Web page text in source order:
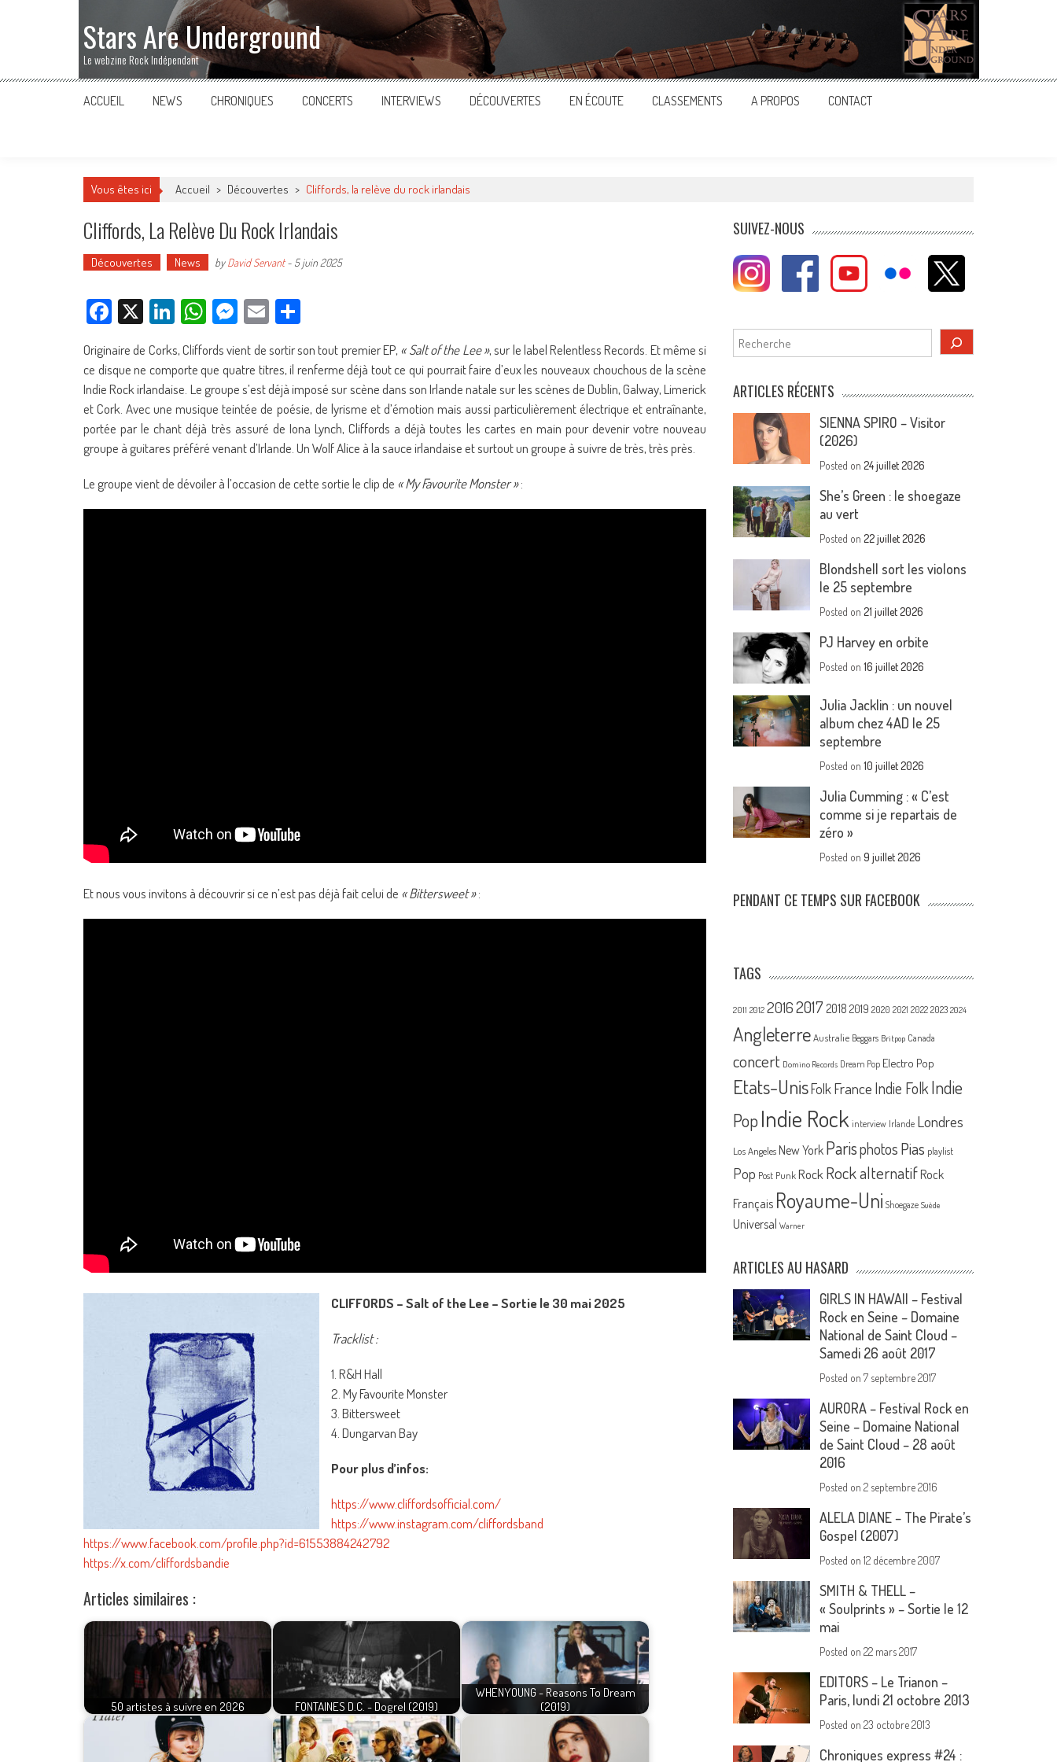
Stars Are Underground
Le webzine Rock Indépendant
ACCUEIL NEWS CHRONIQUES CONCERTS INTERVIEWS DÉCOUVERTES EN ÉCOUTE CLASSEMENTS A PROPOS CONTACT
Vous êtes ici Accueil > Découvertes > Cliffords, la relève du rock irlandais
Cliffords, La Relève Du Rock Irlandais
Découvertes News byDavid Servant- 5 juin 2025
Facebook
X LinkedIn
WhatsApp
Messenger
Email
Originaire de Corks, Cliffords vient de sortir son tout premier EP, « Salt of the Lee », sur le label Relentless Records. Et même si
ce disque ne comporte que quatre titres, il renferme déjà tout ce qui pourrait faire d’eux les nouveaux chouchous de la scène
Indie Rock irlandaise. Le groupe s’est déjà imposé sur scène dans son Irlande natale sur les scènes de Dublin, Galway, Limerick
et Cork. Avec une musique teintée de poésie, de lyrisme et d’émotion mais aussi particulièrement électrique et entraînante,
portée par le chant déjà très assuré de Iona Lynch, Cliffords a déjà toutes les cartes en main pour devenir votre nouveau
groupe à guitares préféré venant d’Irlande. Un Wolf Alice à la sauce irlandaise et surtout un groupe à suivre de très, très près.
Le groupe vient de dévoiler à l’occasion de cette sortie le clip de « My Favourite Monster »:
Et nous vous invitons à découvrir si ce n’est pas déjà fait celui de « Bittersweet »:
CLIFFORDS – Salt of the Lee – Sortie le 30 mai 2025
Tracklist :
1. R&H Hall
2. My Favourite Monster
3. Bittersweet
4. Dungarvan Bay
Pour plus d’infos:
https://www.cliffordsofficial.com/
https://www.instagram.com/cliffordsband
https://www.facebook.com/profile.php?id=61553884242792
https://x.com/cliffordsbandie
Articles similaires :
50 artistes à suivre en 2026 FONTAINES D.C. - Dogrel (2019)
WHENYOUNG - Reasons To Dream
(2019)
SUIVEZ-NOUS
Rechercher
ARTICLES RÉCENTS
SIENNA SPIRO – Visitor
(2026)
Posted on24 juillet 2026
She’s Green : le shoegaze
au vert
Posted on22 juillet 2026
Blondshell sort les violons
le 25 septembre
Posted on21 juillet 2026
PJ Harvey en orbite
Posted on16 juillet 2026
Julia Jacklin : un nouvel
album chez 4AD le 25
septembre
Posted on10 juillet 2026
Julia Cumming : « C’est
comme si je repartais de
zéro »
Posted on9 juillet 2026
PENDANT CE TEMPS SUR FACEBOOK
TAGS
2011 2012 20162017 2018 2019 2020 2021 2022 2023 2024
Angleterre Australie Beggars Britpop Canada
concert Domino Records Dream Pop Electro Pop
Etats-UnisFolk France Indie FolkIndie
PopIndie Rock interview Irlande Londres
Los Angeles New York Parisphotos Pias playlist
Pop Post Punk Rock Rock alternatif Rock
Français Royaume-Uni Shoegaze Suède
Universal Warner
ARTICLES AU HASARD
GIRLS IN HAWAII – Festival
Rock en Seine – Domaine
National de Saint Cloud –
Samedi 26 août 2017
Posted on7 septembre 2017
AURORA – Festival Rock en
Seine – Domaine National
de Saint Cloud – 28 août
2016
Posted on2 septembre 2016
ALELA DIANE – The Pirate’s
Gospel (2007)
Posted on12 décembre 2007
SMITH & THELL –
« Soulprints » – Sortie le 12
mai
Posted on22 mars 2017
EDITORS – Le Trianon –
Paris, lundi 21 octobre 2013
Posted on23 octobre 2013
Chroniques express #24 :